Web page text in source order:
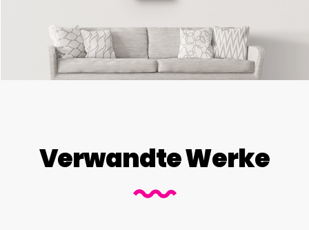
Verwandte Werke